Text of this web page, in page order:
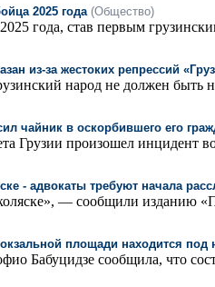
2025 года (Общество)
года, став первым
из-за жестоких репрессий
народ не должен быть
чайник в оскорбившего его
Грузии произошел инцидент
- адвокаты требуют начала
— сообщили изданию
площади находится
Бабуцидзе сообщила, что